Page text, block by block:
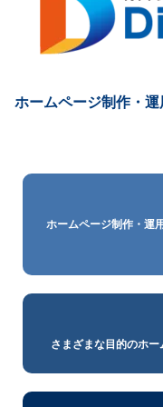
ホームページ制作・運
ホームページ制作・運
さまざまな目的のホー